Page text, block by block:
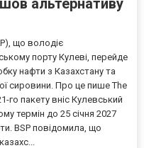
що володіє
порту Кулеві, перейде
нафти з Казахстану та
сировини. Про це пише The
пакету вніс Кулевський
термін до 25 січня 2027
BSP повідомила, що